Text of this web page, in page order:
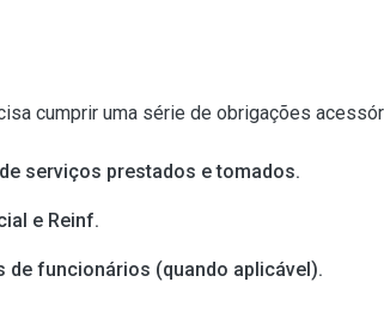
cumprir uma série de obrigações
serviços prestados e tomados.
e Reinf.
funcionários (quando aplicável).